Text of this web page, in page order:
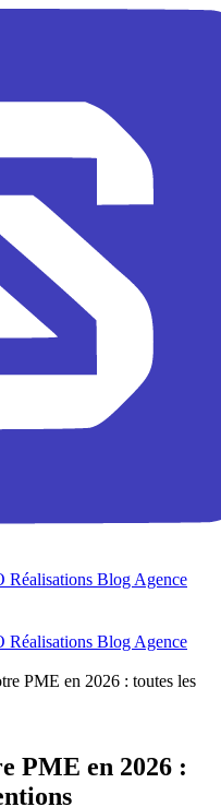
Réalisations BlogAgence
Réalisations BlogAgence
PME en 2026 : toutes les
PME en 2026 :